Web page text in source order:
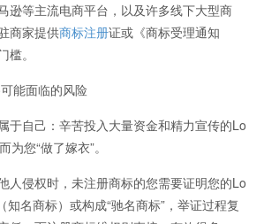
等主流电商平台，以及许多线下大型商
商家提供商标注册证或《商标受理通知
。
能面临的风险
自己：辛苦投入大量资金和精力宣传的Lo
您“做了嫁衣”。
侵权时，未注册商标的您需要证明您的Lo
知名商标）或构成“驰名商标”，举证过程复